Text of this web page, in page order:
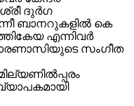
ദുർഗ
ബാനറുകളിൽ കെ
എന്നിവർ
സംഗീത